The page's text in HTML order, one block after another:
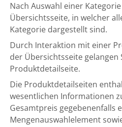
Nach Auswahl einer
Übersichtsseite, in welcher
Kategorie dargestellt sind.
Durch Interaktion mit einer
der Übersichtsseite gelangen
Produktdetailseite.
Die Produktdetailseiten
wesentlichen Informationen
Gesamtpreis gegebenenfalls
Mengenauswahlelement